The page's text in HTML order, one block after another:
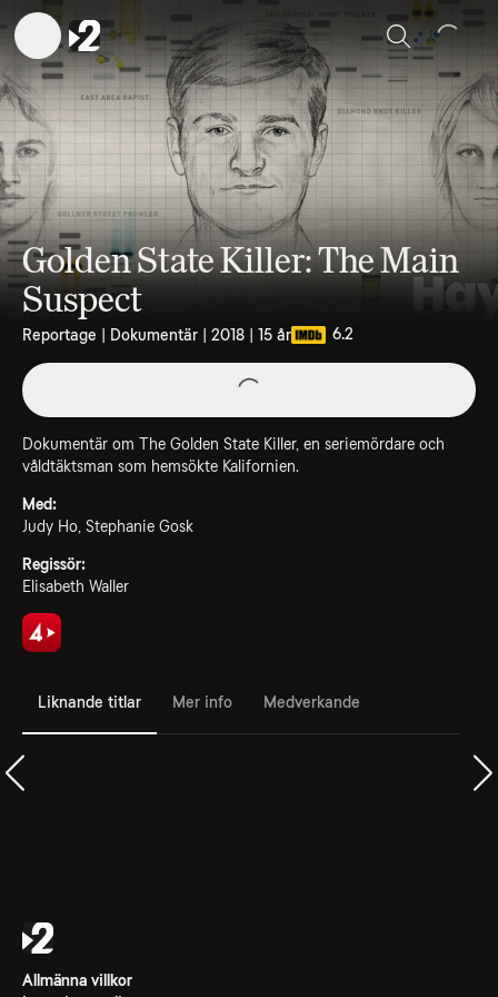
Sök
Golden State Killer: The Main
Suspect
Reportage | Dokumentär | 2018 | 15 år 6.2
Dokumentär om The Golden State Killer, en seriemördare och
våldtäktsman som hemsökte Kalifornien.
Med:
Judy Ho, Stephanie Gosk
Regissör:
Elisabeth Waller
Liknande titlar Mer info Medverkande
Allmänna villkor